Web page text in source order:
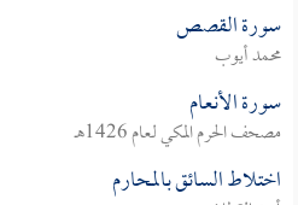
سورة القصص
محمد أيوب
سورة الأنعام
مصحف الحرم المكي لعام 1426هـ
اختلاط السائق بالمحارم